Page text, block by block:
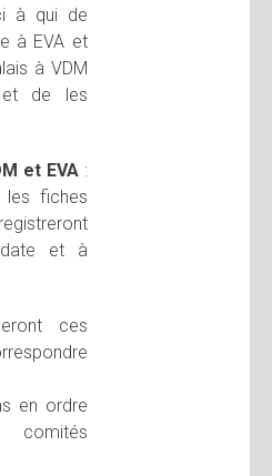
à qui de
à EVA et
à VDM
de les
et EVA:
les fiches
et à
ces
en ordre